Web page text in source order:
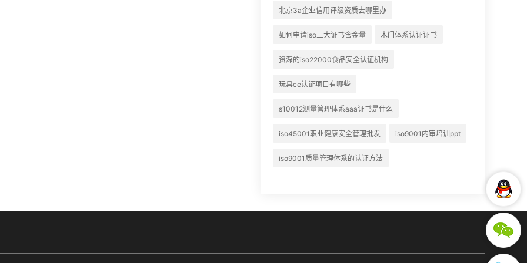
北京3a企业信用评级资质去哪里办
如何申请iso三大证书含金量 木门体系认证证书
资深的iso22000食品安全认证机构
玩具ce认证项目有哪些
s10012测量管理体系aaa证书是什么
iso45001职业健康安全管理批发 iso9001内审培训ppt
iso9001质量管理体系的认证方法